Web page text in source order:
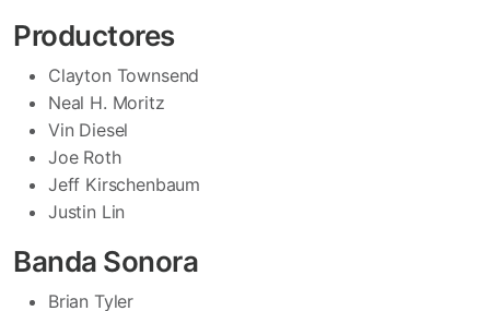
Productores
Clayton Townsend
Neal H. Moritz
Vin Diesel
Joe Roth
Jeff Kirschenbaum
Justin Lin
Banda Sonora
Brian Tyler